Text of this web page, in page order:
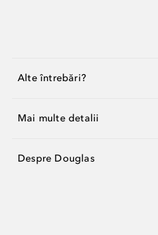
Alte întrebări?
Mai multe detalii
Despre Douglas